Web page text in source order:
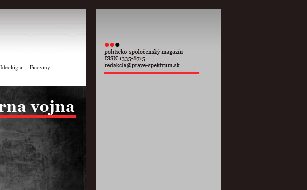
Ideológia Ficoviny